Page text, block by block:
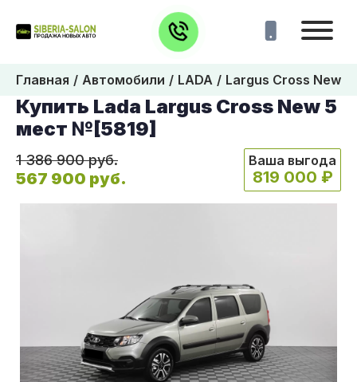
Главная Автомобили LADA Largus Cross New
Купить Lada Largus Cross New 5
мест №[5819]
1 386 900 руб.
567 900 руб.
Ваша выгода
819 000 ₽